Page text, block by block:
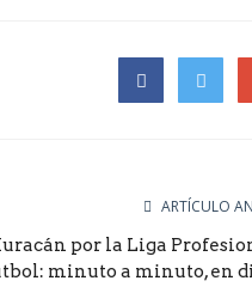
ARTÍCULO
por la Liga
minuto a minuto, en